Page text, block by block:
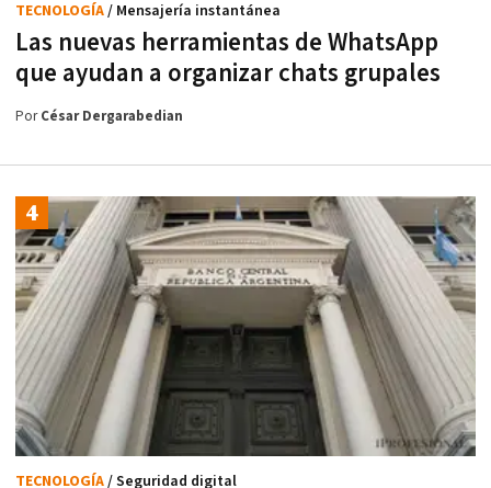
Las nuevas herramientas de WhatsApp
que ayudan a organizar chats grupales
TECNOLOGÍA/ Mensajería instantánea
PorCésar Dergarabedian
TECNOLOGÍA/ Seguridad digital